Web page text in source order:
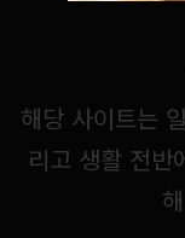
해당 사이트는
리고 생활 전반